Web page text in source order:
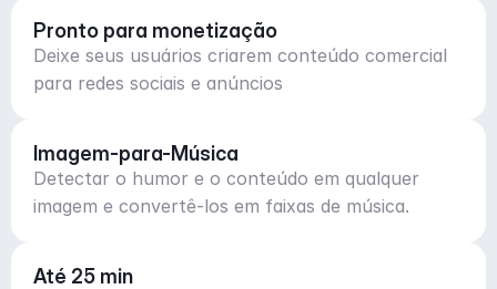
Pronto para monetização
Deixe seus usuários criarem conteúdo comercial
para redes sociais e anúncios
Imagem-para-Música
Detectar o humor e o conteúdo em qualquer
imagem e convertê-los em faixas de música.
Até 25 min